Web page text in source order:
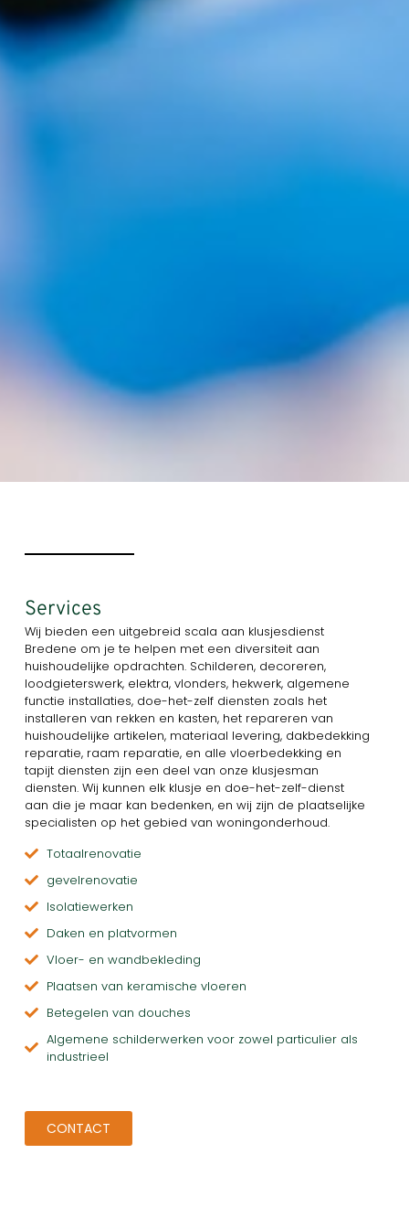
Services
Wij bieden een uitgebreid scala aan klusjesdienst
Bredene om je te helpen met een diversiteit aan
huishoudelijke opdrachten. Schilderen, decoreren,
loodgieterswerk, elektra, vlonders, hekwerk, algemene
functie installaties, doe-het-zelf diensten zoals het
installeren van rekken en kasten, het repareren van
huishoudelijke artikelen, materiaal levering, dakbedekking
reparatie, raam reparatie, en alle vloerbedekking en
tapijt diensten zijn een deel van onze klusjesman
diensten. Wij kunnen elk klusje en doe-het-zelf-dienst
aan die je maar kan bedenken, en wij zijn de plaatselijke
specialisten op het gebied van woningonderhoud.
Totaalrenovatie
gevelrenovatie
Isolatiewerken
Daken en platvormen
Vloer- en wandbekleding
Plaatsen van keramische vloeren
Betegelen van douches
Algemene schilderwerken voor zowel particulier als
industrieel
CONTACT